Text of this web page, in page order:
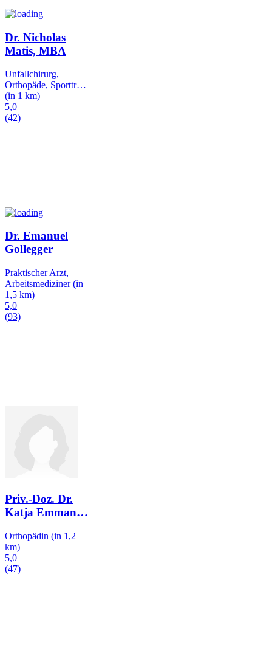
Dr. Nicholas
Matis, MBA
Unfallchirurg,
Orthopäde, Sporttr…
(in 1 km)
5,0
(42)
Dr. Emanuel
Gollegger
Praktischer Arzt,
Arbeitsmediziner (in
1,5 km)
5,0
(93)
Priv.-Doz. Dr.
Katja Emman…
Orthopädin (in 1,2
km)
5,0
(47)